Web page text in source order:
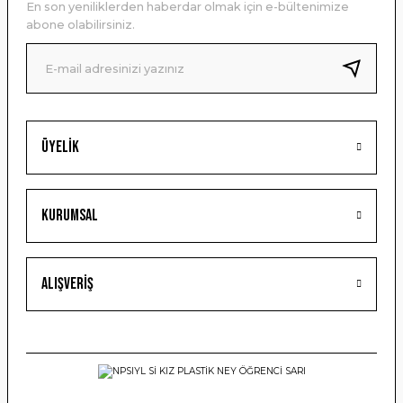
Ürün bilgilerinde hatalar bulunuyor.
Ürün fiyatı diğer sitelerden daha pahalı.
Bu ürüne benzer farklı alternatifler olmalı.
Gönder
Üyelik
Kurumsal
Alışveriş
En son yeniliklerden haberdar olmak için e-bültenimize
abone olabilirsiniz.